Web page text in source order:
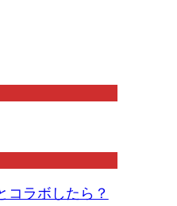
コラボしたら？